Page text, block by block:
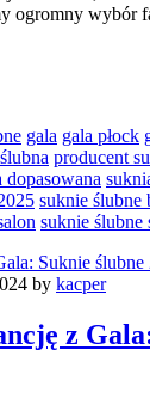
ogromny wybór
gala gala płock
producent
dopasowana
suknie ślubne
suknie ślubne
Suknie ślubne
by kacper
z